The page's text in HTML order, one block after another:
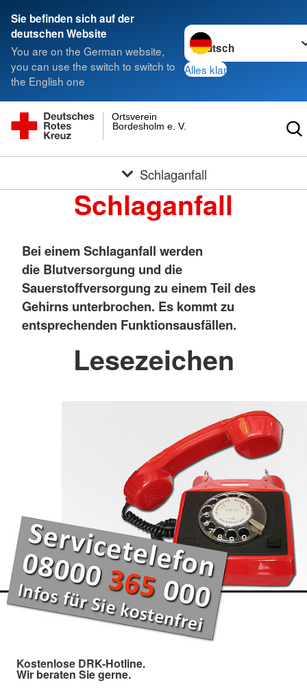
Sie befinden sich auf der
deutschen Website
You are on the German website,
you can use the switch to switch to
the English one
Sprache wechseln zu
Alles klar
Bordesholm e. V.
Ortsverein
Schlaganfall
Schlaganfall
Bei einem Schlaganfall werden
die Blutversorgung und die
Sauerstoffversorgung zu einem Teil des
Gehirns unterbrochen. Es kommt zu
entsprechenden Funktionsausfällen.
Lesezeichen
Kostenlose DRK-Hotline.
Wir beraten Sie gerne.